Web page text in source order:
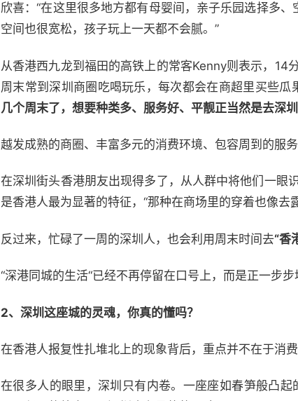
欣喜：“在这里很多地方都有母婴间，亲子乐园选择多
空间也很宽松，孩子玩上一天都不会腻。”
从香港西九龙到福田的高铁上的常客Kenny则表示，14
周末常到深圳商圈吃喝玩乐，每次都会在商超里买些瓜
几个周末了，想要种类多、服务好、平靓正当然是去深
越发成熟的商圈、丰富多元的消费环境、包容周到的服
在深圳街头香港朋友出现得多了，从人群中将他们一眼
是香港人最为显著的特征，“那种在商场里的穿着也像去
反过来，忙碌了一周的深圳人，也会利用周末时间去“香
“深港同城的生活“已经不再停留在口号上，而是正一步步
2、深圳这座城的灵魂， 你真的懂吗？
在香港人报复性扎堆北上的现象背后，重点并不在于消
在很多人的眼里，深圳只有内卷。一座座如春笋般凸